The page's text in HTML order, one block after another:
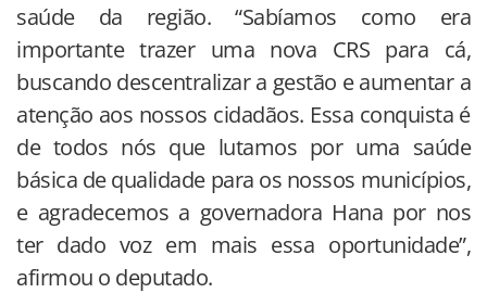
saúde da região. “Sabíamos como era
importante trazer uma nova CRS para cá,
buscando descentralizar a gestão e aumentar a
atenção aos nossos cidadãos. Essa conquista é
de todos nós que lutamos por uma saúde
básica de qualidade para os nossos municípios,
e agradecemos a governadora Hana por nos
ter dado voz em mais essa oportunidade”,
afirmou o deputado.